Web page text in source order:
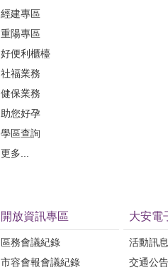
經建專區
重陽專區
好便利櫃檯
社福業務
健保業務
助您好孕
學區查詢
更多...
開放資訊專區
區務會議紀錄
市容會報會議紀錄
大安電
活動訊息
交通公告